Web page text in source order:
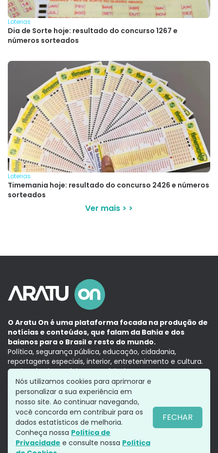
Loterias
Dia de Sorte hoje: resultado do concurso 1267 e
números sorteados
Loterias
Timemania hoje: resultado do concurso 2426 e números
sorteados
Ver mais > >
O Aratu On é uma plataforma focada na produção de
notícias e conteúdos, que falam da Bahia e dos
baianos para o Brasil e resto do mundo.
Política, segurança pública, educação, cidadania,
reportagens especiais, interior, entretenimento e cultura.
Aqui, tudo vira notícia e a notícia é no tempo presente,
com a credibilidade do Grupo Aratu.
Grupo Aratu
Política de privacidade
Siga-nos
Nós utilizamos cookies para aprimorar e
personalizar a sua experiência em
nosso site. Ao continuar navegando,
você concorda em contribuir para os
dados estatísticos de melhoria.
Conheça nossa Política de
Privacidade e consulte nossa Política
FECHAR